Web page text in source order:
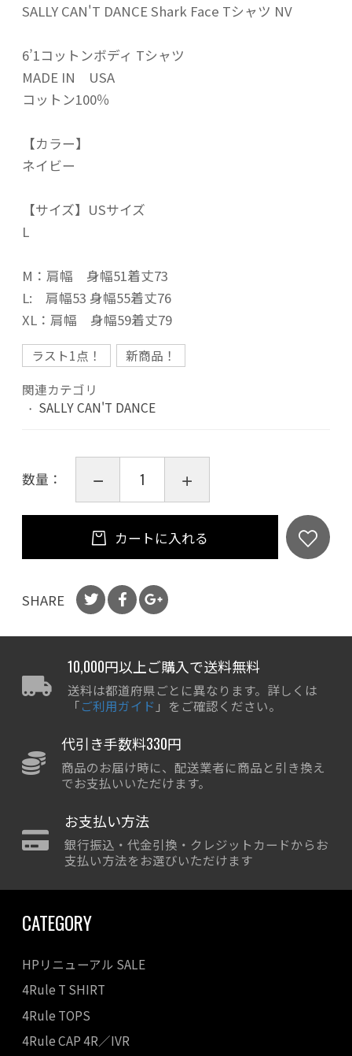
SALLY CAN'T DANCE Shark Face Tシャツ NV
6’1コットンボディ Tシャツ
MADE IN USA
コットン100％
【カラー】
ネイビー
【サイズ】USサイズ
L
M：肩幅 身幅51着丈73
L: 肩幅53 身幅55着丈76
XL：肩幅 身幅59着丈79
ラスト1点！
新商品！
関連カテゴリ
SALLY CAN'T DANCE
数量：
カートに入れる
SHARE
10,000円以上ご購入で送料無料
送料は都道府県ごとに異なります。詳しくは
「ご利用ガイド 」をご確認ください。
代引き手数料330円
商品のお届け時に、配送業者に商品と引き換え
でお支払いいただけます。
お支払い方法
銀行振込・代金引換・クレジットカードからお
支払い方法をお選びいただけます
CATEGORY
HPリニューアル SALE
4Rule T SHIRT
4Rule TOPS
4Rule CAP 4R／IVR